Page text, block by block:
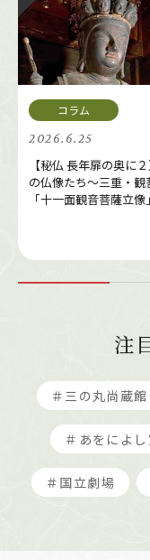
2026.6.25
【秘仏 長年扉の奥に
の仏像たち～三重・観
「十一面観音菩薩立
注
＃三の丸尚蔵館
＃あをによし
＃国立劇場